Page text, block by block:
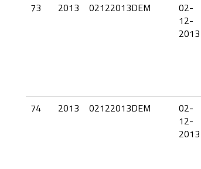
73 2013 02122013DEM
02-
12-
2013
74 2013 02122013DEM
02-
12-
2013